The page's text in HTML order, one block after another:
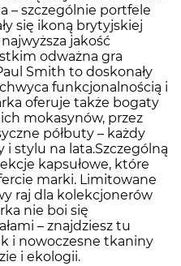
– szczególnie portfele
się ikoną brytyjskiej
jakość
odważna gra
Smith to doskonały
funkcjonalnością i
oferuje także bogaty
mokasynów, przez
półbuty – każdy
stylu na lata.Szczególną
kapsułowe, które
marki. Limitowane
raj dla kolekcjonerów
nie boi się
– znajdziesz tu
i nowoczesne tkaniny
i ekologii.